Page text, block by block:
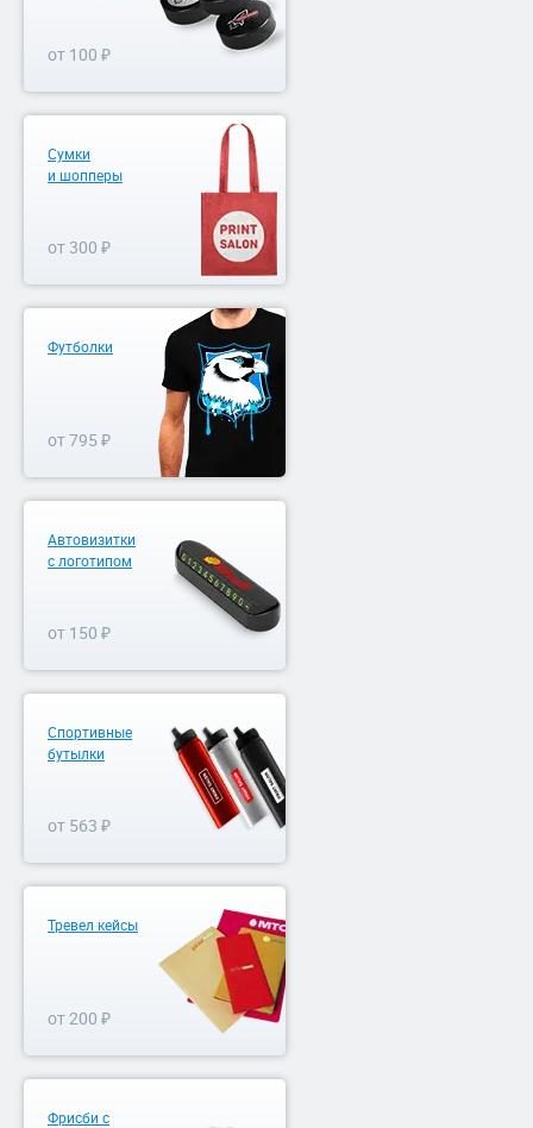
от 100 ₽
Сумки
и шопперы
от 300 ₽
Футболки
от 795 ₽
Автовизитки
с логотипом
от 150 ₽
Спортивные
бутылки
от 563 ₽
Тревел кейсы
от 200 ₽
Фрисби с